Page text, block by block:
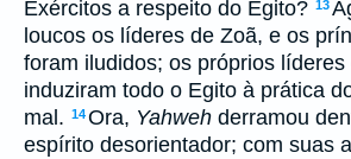
Exércitos a respeito do Egito? 13
loucos os líderes de Zoã, e os
foram iludidos; os próprios
induziram todo o Egito à prática
mal. 14Ora, Yahweh derramou
espírito desorientador; com suas